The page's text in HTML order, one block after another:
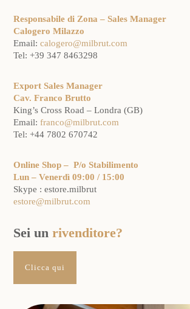
Responsabile di Zona – Sales Manager
Calogero Milazzo
Email:calogero@milbrut.com
Tel: +39 347 8463298
Export Sales Manager
Cav. Franco Brutto
King’s Cross Road – Londra (GB)
Email:franco@milbrut.com
Tel: +44 7802 670742
Online Shop – P/o Stabilimento
Lun – Venerdì 09:00 / 15:00
Skype : estore.milbrut
estore@milbrut.com
Sei unrivenditore?
Clicca qui